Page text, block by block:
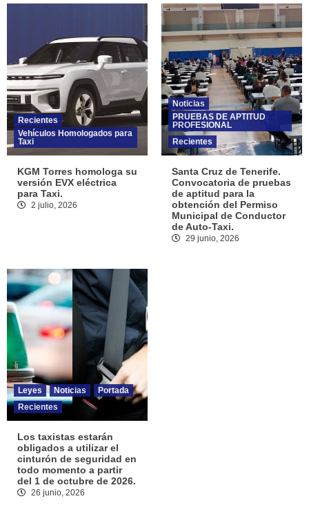
Recientes
Vehículos Homologados para
Taxi
KGM Torres homologa su
versión EVX eléctrica
para Taxi.
2 julio, 2026
Noticias
PRUEBAS DE APTITUD
PROFESIONAL
Recientes
Santa Cruz de Tenerife.
Convocatoria de pruebas
de aptitud para la
obtención del Permiso
Municipal de Conductor
de Auto-Taxi.
29 junio, 2026
Leyes Noticias
Portada
Recientes
Los taxistas estarán
obligados a utilizar el
cinturón de seguridad en
todo momento a partir
del 1 de octubre de 2026.
26 junio, 2026